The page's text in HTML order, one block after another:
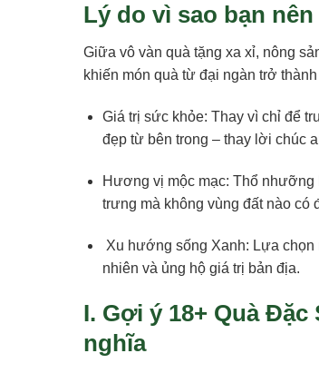
Lý do vì sao bạn
Giữa vô vàn quà tặng xa xỉ, nông
khiến món quà từ đại ngàn trở
Giá trị sức khỏe: Thay vì chỉ để
đẹp từ bên trong – thay lời chúc
Hương vị mộc mạc: Thổ nhưỡng
trưng mà không vùng đất nào có
Xu hướng sống Xanh: Lựa
nhiên và ủng hộ giá trị bản địa.
I. Gợi ý 18+ Quà
nghĩa